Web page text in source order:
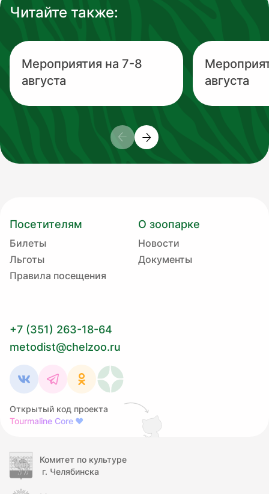
Читайте также:
Мероприятия на 7-8
августа
августа
Посетителям
Билеты
Льготы
Правила посещения
О зоопарке
Новости
Документы
+7 (351) 263-18-64
metodist@chelzoo.ru
Открытый код проекта
Tourmaline Core ❤
Комитет по культуре
г. Челябинска